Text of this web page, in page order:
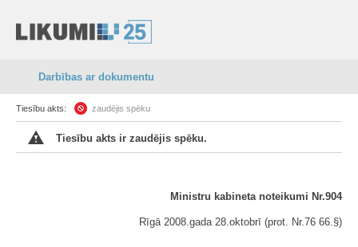
Darbības ar dokumentu
Tiesību akts: zaudējis spēku
Tiesību akts ir zaudējis spēku.
Ministru kabineta noteikumi Nr.904
Rīgā 2008.gada 28.oktobrī (prot. Nr.76 66.§)